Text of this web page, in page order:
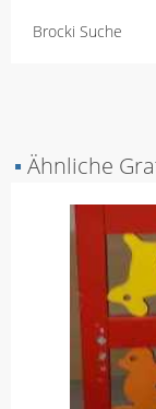
Brocki Suche
▪ Ähnliche